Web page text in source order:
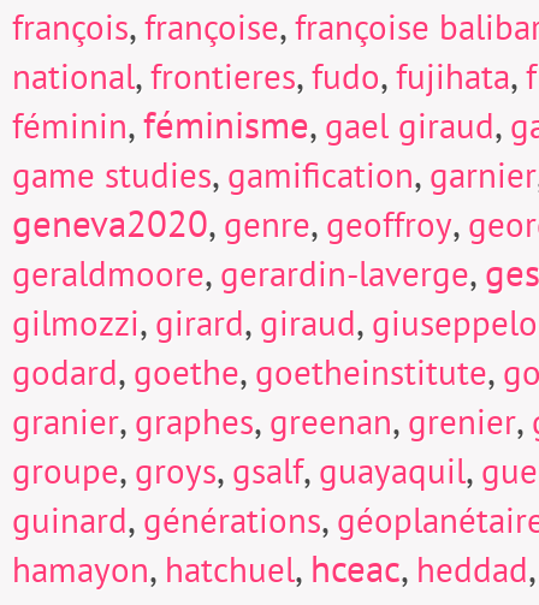
françois,françoise,françoise
national,frontieres,fudo,fujihata,
féminin,féminisme, gael giraud,
game studies, gamification, garnier
geneva2020, genre, geoffroy,
geraldmoore, gerardin-laverge,
gilmozzi, girard, giraud,
godard, goethe, goetheinstitute,
granier, graphes, greenan, grenier,
groupe, groys, gsalf, guayaquil,
guinard, générations,
hamayon, hatchuel, hceac, heddad